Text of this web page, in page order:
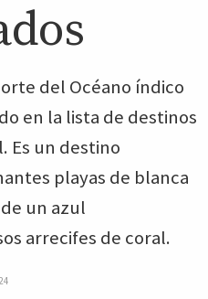
del Océano índico
en la lista de destinos
Es un destino
playas de blanca
un azul
arrecifes de coral.